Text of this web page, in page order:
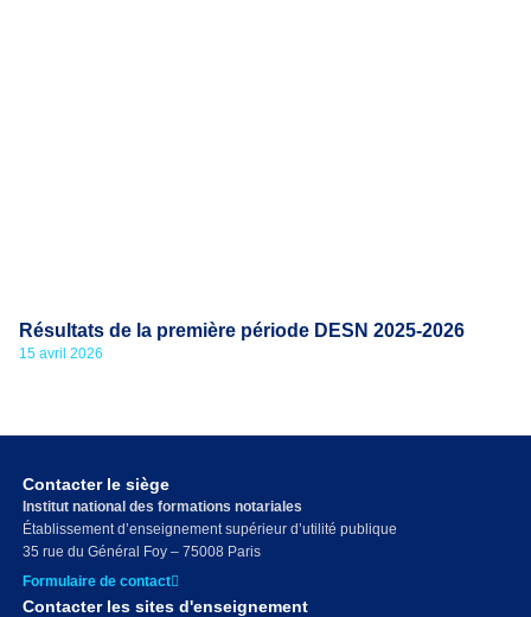
Résultats de la première période DESN 2025-2026
15 avril 2026
Contacter le siège
Institut national des formations notariales
Établissement d’enseignement supérieur d’utilité publique
35 rue du Général Foy – 75008 Paris
Formulaire de contact
Contacter les sites d'enseignement